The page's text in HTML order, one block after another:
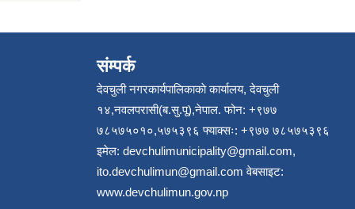
संम्पर्क
देवचुली नगरकार्यपालिकाकाे कार्यालय, देवचुली
१४,नवलपरासी(ब.सु.पू),नेपाल. फोन: +९७७
७८५७५०१०,५७५३९६ फ्याक्सः: +९७७ ७८५७५३९६
इमेल: devchulimunicipality@gmail.com,
ito.devchulimun@gmail.com वेबसाइट:
www.devchulimun.gov.np